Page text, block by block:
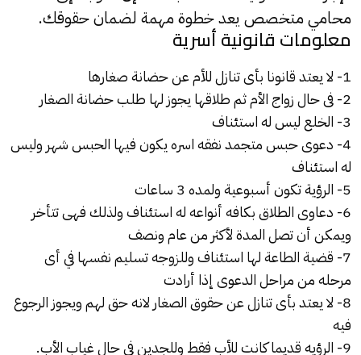
محامي متخصص يعد خطوة مهمة لضمان حقوقك.
معلومات قانونية أسرية
1- لا يعتد قانونا بأى تنازل للأم عن حضانة صغارها
2- فى حال زواج الأم ثم طلاقها يجوز لها طلب حضانة الصغار
3- الخلع ليس له استئناف
4- دعوى حبس متجمد نفقه اسره يكون فيها الحبس شهر وليس
له استئناف
5- الرؤية تكون أسبوعية ولمده 3 ساعات
6- دعاوى الطلاق بكافه أنواعه له استئناف ولذلك فهى تتأخر
ويمكن أن تصل المدة لأكثر من عام ونصف
7- قضية الطاعة لها استئناف وللزوجه تسليم نفسها في أى
مرحله من مراحل الدعوى إذا أرادت
8- لا يعتد بأى تنازل عن حقوق الصغار لانه حق لهم ويجوز الرجوع
فيه
9- الرؤيه قديما كانت للأب فقط وللجدين فى حال غياب الأب.